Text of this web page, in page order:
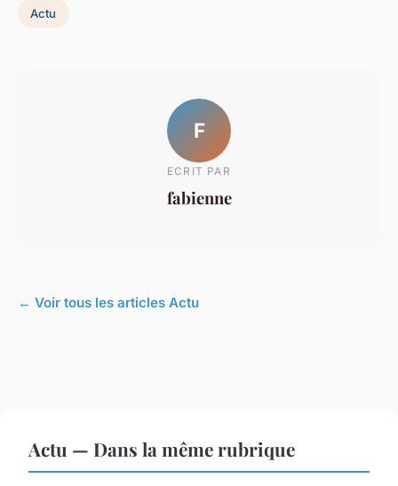
Actu
F
ECRIT PAR
fabienne
← Voir tous les articles Actu
Actu — Dans la même rubrique